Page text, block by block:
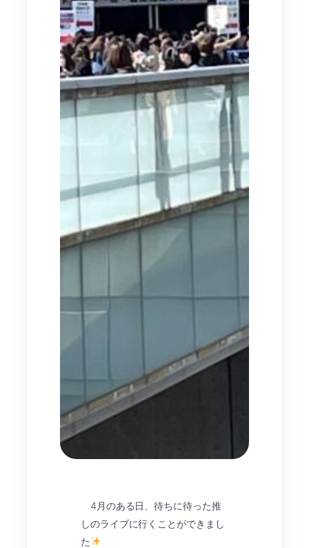
4月のある日、待ちに待った推
しのライブに行くことができまし
た